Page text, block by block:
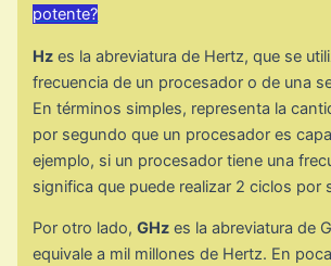
potente?
Hz es la abreviatura de Hertz, que se
frecuencia de un procesador o de una
En términos simples, representa la
por segundo que un procesador es
ejemplo, si un procesador tiene una
significa que puede realizar 2 ciclos por
Por otro lado,GHz es la abreviatura de
equivale a mil millones de Hertz. En